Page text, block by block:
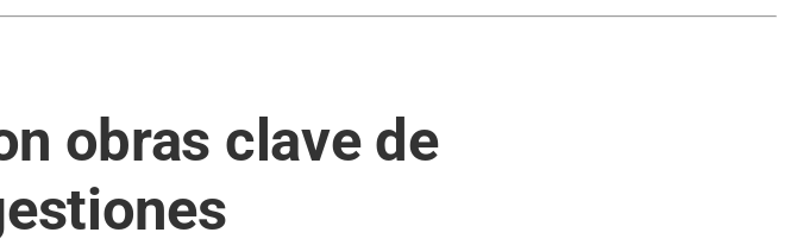
obras clave de